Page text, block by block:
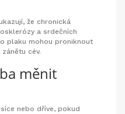
že chronická
a srdečních
plaku mohou proniknout
cév.
měnit
nebo dříve, pokud